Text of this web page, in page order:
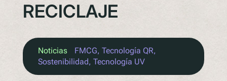
RECICLAJE
Noticias FMCG, Tecnología QR
Sostenibilidad, Tecnología UV